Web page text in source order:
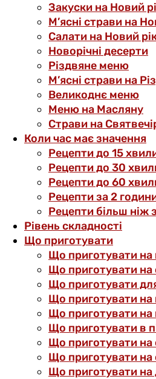
Закуски на Новий
М’ясні страви на
Салати на Новий
Новорічні десерти
Різдвяне меню
М’ясні страви на
Великоднє меню
Меню на Масляну
Страви на
Коли час має значення
Рецепти до 15
Рецепти до 30
Рецепти до 60
Рецепти за 2
Рецепти більш ніж
Рівень складності
Що приготувати
Що приготувати на
Що приготувати на
Що приготувати
Що приготувати на
Що приготувати
Що приготувати в
Що приготувати на
Що приготувати на
Що приготувати